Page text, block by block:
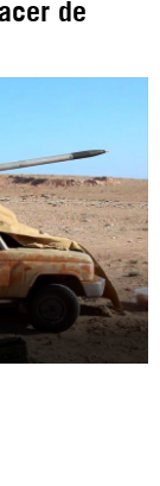
de